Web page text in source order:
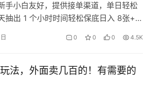
手小白友好，提供接单渠道，单日轻松
抽出 1 个小时时间轻松保底日入 8张+，
0 0 0 4.5K
法，外面卖几百的！有需要的